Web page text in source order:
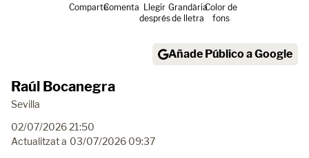
ComparteComenta Llegir
després
Grandària
de lletra
Color de
fons
Añade Público a Google
Raúl Bocanegra
Sevilla
02/07/2026 21:50
Actualitzat a 03/07/2026 09:37